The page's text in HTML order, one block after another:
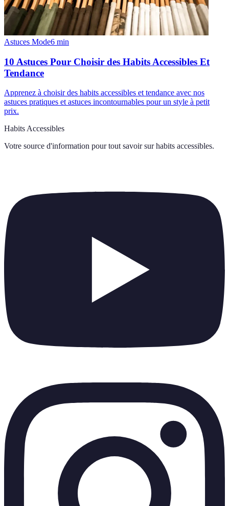
Astuces Mode6 min
10 Astuces Pour Choisir des Habits Accessibles Et
Tendance
Apprenez à choisir des habits accessibles et tendance avec nos
astuces pratiques et astuces incontournables pour un style à petit
prix.
Habits Accessibles
Votre source d'information pour tout savoir sur habits accessibles.